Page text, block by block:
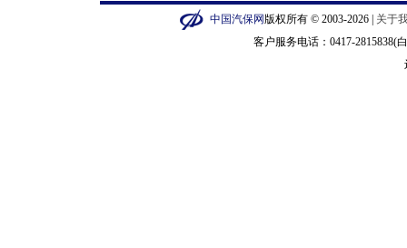
中国汽保网版权所有 © 2003-2026 | 关于
客户服务电话：0417-